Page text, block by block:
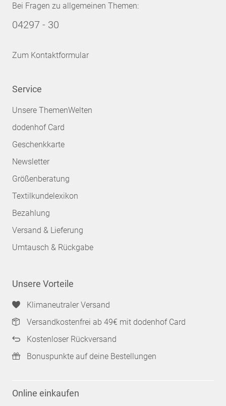
Bei Fragen zu allgemeinen Themen:
04297 - 30
Zum Kontaktformular
Service
Unsere ThemenWelten
dodenhof Card
Geschenkkarte
Newsletter
Größenberatung
Textilkundelexikon
Bezahlung
Versand & Lieferung
Umtausch & Rückgabe
Unsere Vorteile
Klimaneutraler Versand
Versandkostenfrei ab 49€ mit dodenhof Card
Kostenloser Rückversand
Bonuspunkte auf deine Bestellungen
Online einkaufen